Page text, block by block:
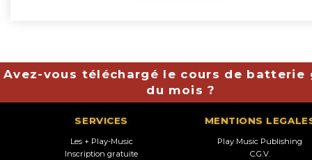
Avez-vous téléchargé le cours de batterie
du mois ?
SERVICES
Les + Play-Music
Inscription gratuite
MENTIONS
Play Music Publishing
C.G.V.